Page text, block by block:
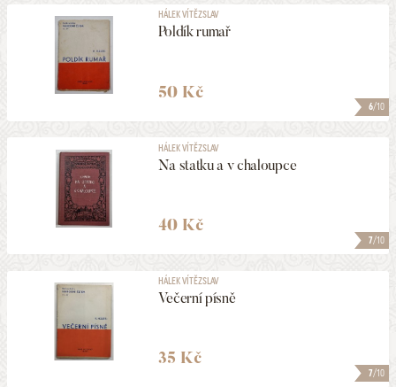
6/10
HÁLEK VÍTĚZSLAV
Poldík rumař
50 Kč
7/10
HÁLEK VÍTĚZSLAV
Na statku a v chaloupce
40 Kč
7/10
HÁLEK VÍTĚZSLAV
Večerní písně
35 Kč